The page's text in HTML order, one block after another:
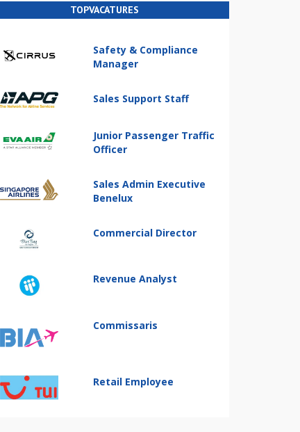
TOPVACATURES
Safety & Compliance
Manager
Sales Support Staff
Junior Passenger Traffic
Officer
Sales Admin Executive
Benelux
Commercial Director
Revenue Analyst
Commissaris
Retail Employee